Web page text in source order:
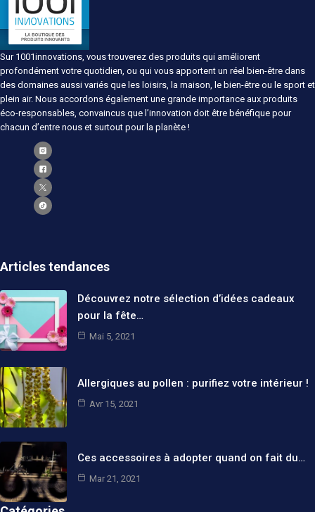
Sur 1001innovations, vous trouverez des produits qui améliorent
profondément votre quotidien, ou qui vous apportent un réel bien-être dans
des domaines aussi variés que les loisirs, la maison, le bien-être ou le sport et
plein air. Nous accordons également une grande importance aux produits
éco-responsables, convaincus que l’innovation doit être bénéfique pour
chacun d’entre nous et surtout pour la planète !
Articles tendances
Découvrez notre sélection d’idées cadeaux
pour la fête…
Mai 5, 2021
Allergiques au pollen : purifiez votre intérieur !
Avr 15, 2021
Ces accessoires à adopter quand on fait du…
Mar 21, 2021